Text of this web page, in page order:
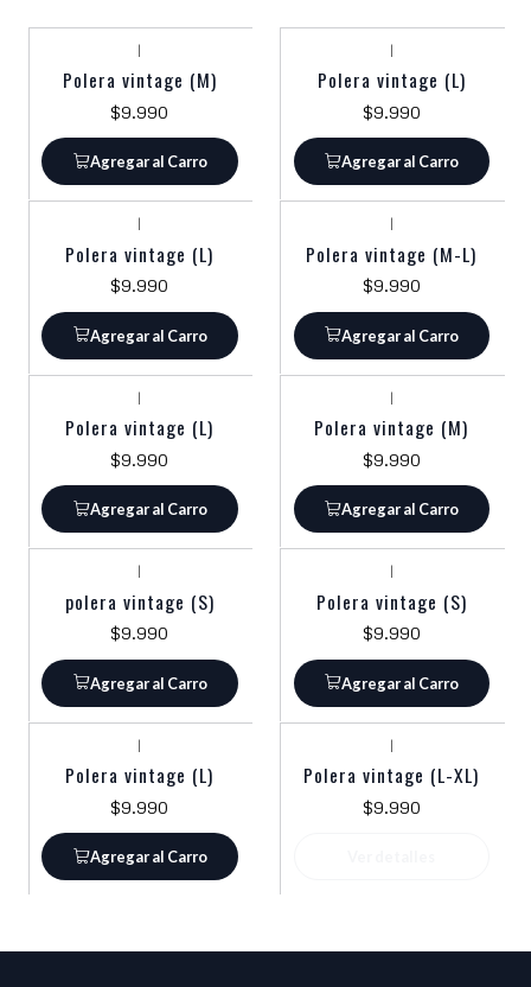
|
Polera vintage (M)
$9.990
Agregar al Carro
|
Polera vintage (L)
$9.990
Agregar al Carro
|
Polera vintage (L)
$9.990
Agregar al Carro
|
Polera vintage (M-L)
$9.990
Agregar al Carro
|
Polera vintage (L)
$9.990
Agregar al Carro
|
Polera vintage (M)
$9.990
Agregar al Carro
|
polera vintage (S)
$9.990
Agregar al Carro
|
Polera vintage (S)
$9.990
Agregar al Carro
|
Polera vintage (L)
$9.990
Agregar al Carro
|
Polera vintage (L-XL)
$9.990